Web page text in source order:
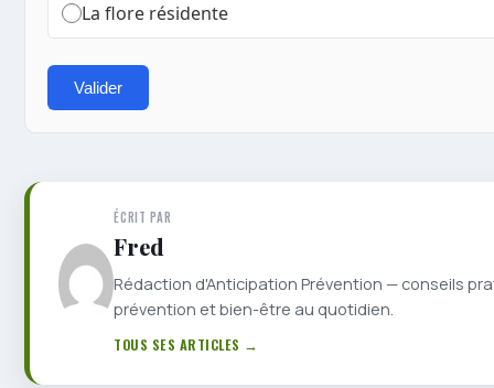
La flore résidente
Valider
ÉCRIT PAR
Fred
Rédaction d'Anticipation Prévention — conseils
prévention et bien-être au quotidien.
TOUS SES ARTICLES →